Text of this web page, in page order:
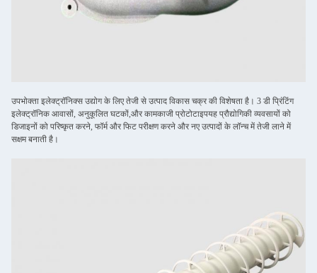
उपभोक्ता इलेक्ट्रॉनिक्स उद्योग के लिए तेजी से उत्पाद विकास चक्र की विशेषता है। 3 डी प्रिंटिंग
इलेक्ट्रॉनिक आवासों, अनुकूलित घटकों,और कामकाजी प्रोटोटाइपयह प्रौद्योगिकी व्यवसायों को
डिजाइनों को परिष्कृत करने, फॉर्म और फिट परीक्षण करने और नए उत्पादों के लॉन्च में तेजी लाने में
सक्षम बनाती है।